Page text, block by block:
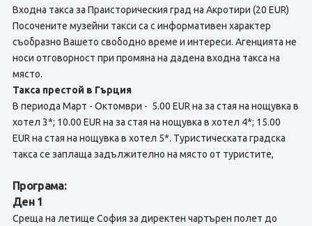
Входна такса за Праисторическия град на Акротири (20 EUR)
Посочените музейни такси са с информативен характер
съобразно Вашето свободно време и интереси. Агенцията не
носи отговорност при промяна на дадена входна такса на
място.
Такса престой в Гърция
В периода Март - Октомври - 5.00 EUR на за стая на нощувка в
хотел 3*; 10.00 EUR на за стая на нощувка в хотел 4*; 15.00
EUR на стая на нощувка в хотел 5*. Туристическата градска
такса се заплаща задължително на място от туристите,
Програма:
Ден 1
Среща на летище София за директен чартърен полет до